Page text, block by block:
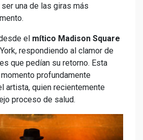
una de las giras más
el mítico Madison Square
respondiendo al clamor de
que pedían su retorno. Esta
profundamente
artista, quien recientemente
proceso de salud.